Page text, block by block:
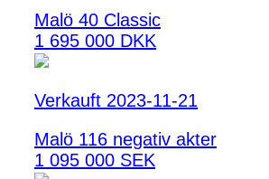
Malö 40 Classic
1 695 000 DKK
Verkauft 2023-11-21
Malö 116 negativ akter
1 095 000 SEK